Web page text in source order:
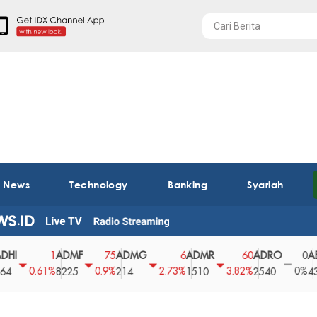
Technology Banking Syariah
0.61%
ADMF
8225
75
0.9%
ADMG
214
2.73%
ADMR
1510
60
3.82%
ADRO
2540
0
0%
AEGS